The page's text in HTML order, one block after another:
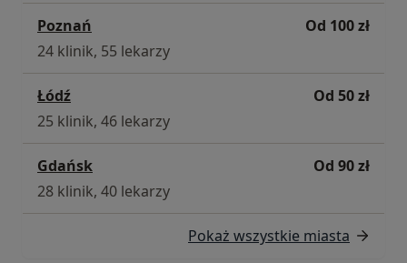
Poznań
Od 100 zł
24 klinik, 55 lekarzy
Łódź
Od 50 zł
25 klinik, 46 lekarzy
Gdańsk
Od 90 zł
28 klinik, 40 lekarzy
Pokaż wszystkie miasta